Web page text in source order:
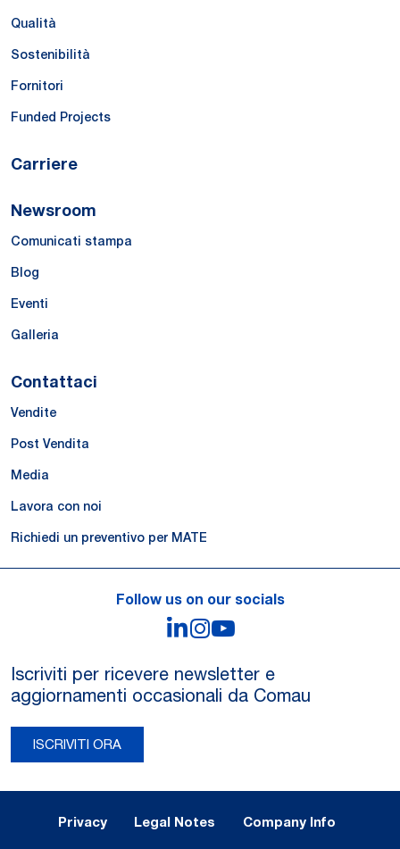
Qualità
Sostenibilità
Fornitori
Funded Projects
Carriere
Newsroom
Comunicati stampa
Blog
Eventi
Galleria
Contattaci
Vendite
Post Vendita
Media
Lavora con noi
Richiedi un preventivo per MATE
Follow us on our socials
LinkedIn
Instagram
Iscriviti per ricevere newsletter e
aggiornamenti occasionali da Comau
ISCRIVITI ORA
Privacy Legal Notes Company Info